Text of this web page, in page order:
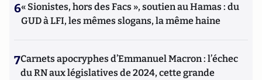
6« Sionistes, hors des Facs », soutien au Hamas : du
GUD à LFI, les mêmes slogans, la même haine
7Carnets apocryphes d’Emmanuel Macron : l’échec
du RN aux législatives de 2024, cette grande